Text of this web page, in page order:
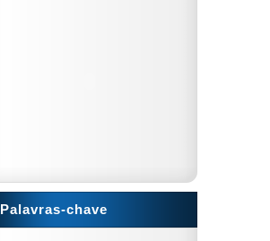
Palavras-chave